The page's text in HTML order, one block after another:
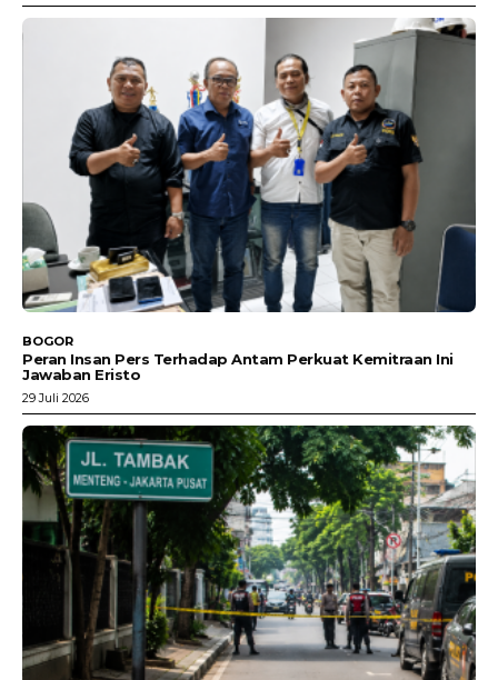
BOGOR
Peran Insan Pers Terhadap Antam Perkuat Kemitraan Ini
Jawaban Eristo
29 Juli 2026